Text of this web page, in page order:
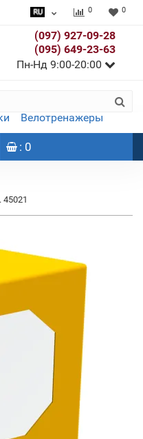
0 0
(097) 927-09-28
(095) 649-23-63
Пн-Нд 9:00-20:00
Велотренажеры
: 0
45021